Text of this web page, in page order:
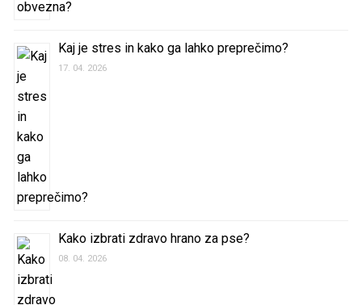
Kaj je stres in kako ga lahko preprečimo?
17. 04. 2026
Kako izbrati zdravo hrano za pse?
08. 04. 2026